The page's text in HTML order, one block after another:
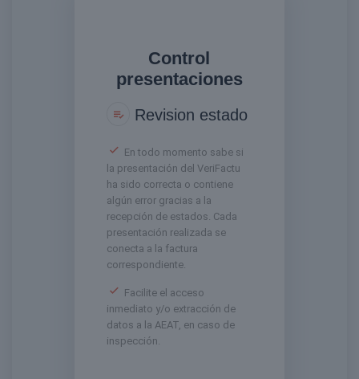
Control
presentaciones
Revision estado
En todo momento sabe si
la presentación del VeriFactu
ha sido correcta o contiene
algún error gracias a la
recepción de estados. Cada
presentación realizada se
conecta a la factura
correspondiente.
Facilite el acceso
inmediato y/o extracción de
datos a la AEAT, en caso de
inspección.